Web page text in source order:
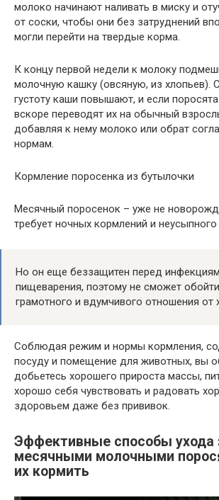
молоко начинают наливать в миску и
от соски, чтобы они без затруднений
могли перейти на твердые корма.
К концу первой недели к молоку
молочную кашку (овсяную, из
густоту каши повышают, и если
вскоре переводят их на обычный
добавляя к нему молоко или обрат
нормам.
Кормление поросенка из бутылочки
Месячный поросенок – уже не
требует ночных кормлений и неусыпного
Но он еще беззащитен перед
пищеварения, поэтому не сможет
грамотного и вдумчивого отношения от
Соблюдая режим и нормы кормления,
посуду и помещение для животных, вы
добьетесь хорошего прироста массы,
хорошо себя чувствовать и радовать
здоровьем даже без прививок.
Эффективные способы ухода
месячными молочными
их кормить